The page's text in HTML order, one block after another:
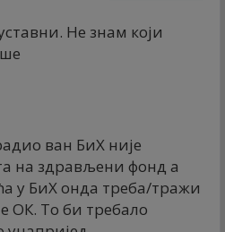
Не знам који
ван БиХ није
на здрављени фонд а
у БиХ онда треба/тражи
ОК. То би требало